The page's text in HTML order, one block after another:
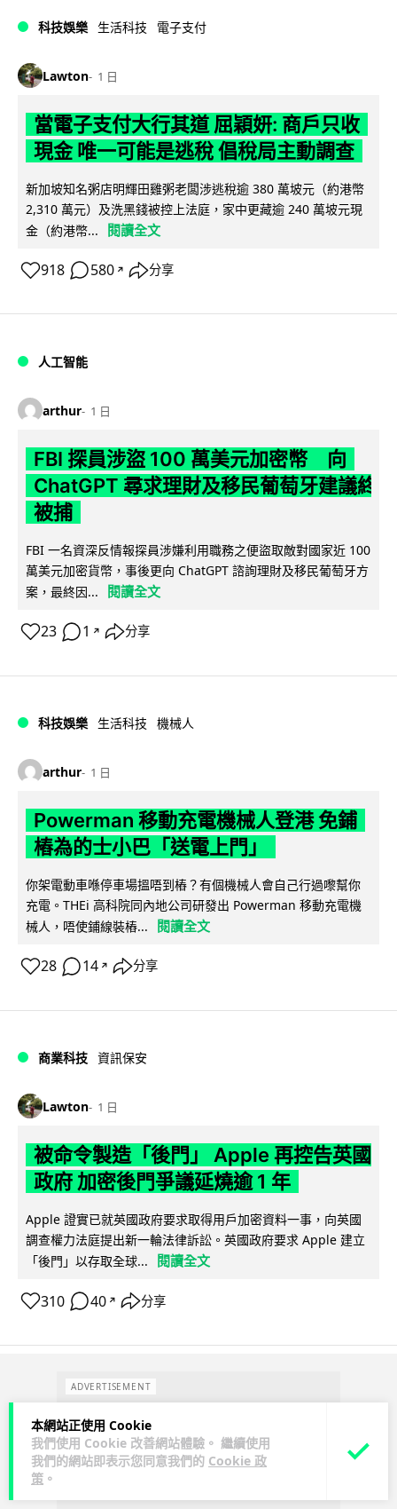
本網站正使用 Cookie
我們使用 Cookie 改善網站體驗。 繼續使用
我們的網站即表示您同意我們的 Cookie 政
策 。
科技娛樂 生活科技 電子支付
Lawton 1 日
當電子支付大行其道 屈穎妍: 商戶只收
現金 唯一可能是逃稅 倡稅局主動調查
新加坡知名粥店明輝田雞粥老闆涉逃稅逾 380 萬坡元（約港幣
2,310 萬元）及洗黑錢被控上法庭，家中更藏逾 240 萬坡元現
金（約港幣...
閱讀全文
918 580 ↗ 分享
人工智能
arthur 1 日
FBI 探員涉盜 100 萬美元加密幣 向
ChatGPT 尋求理財及移民葡萄牙建議終
被捕
FBI 一名資深反情報探員涉嫌利用職務之便盜取敵對國家近 100
萬美元加密貨幣，事後更向 ChatGPT 諮詢理財及移民葡萄牙方
案，最終因...
閱讀全文
23 1 ↗ 分享
科技娛樂 生活科技 機械人
arthur 1 日
Powerman 移動充電機械人登港 免鋪
樁為的士小巴「送電上門」
你架電動車喺停車場搵唔到樁？有個機械人會自己行過嚟幫你
充電。THEi 高科院同內地公司研發出 Powerman 移動充電機
械人，唔使鋪線裝樁...
閱讀全文
28 14 ↗ 分享
商業科技 資訊保安
Lawton 1 日
被命令製造「後門」 Apple 再控告英國
政府 加密後門爭議延燒逾 1 年
Apple 證實已就英國政府要求取得用戶加密資料一事，向英國
調查權力法庭提出新一輪法律訴訟。英國政府要求 Apple 建立
「後門」以存取全球...
閱讀全文
310 40 ↗ 分享
ADVERTISEMENT